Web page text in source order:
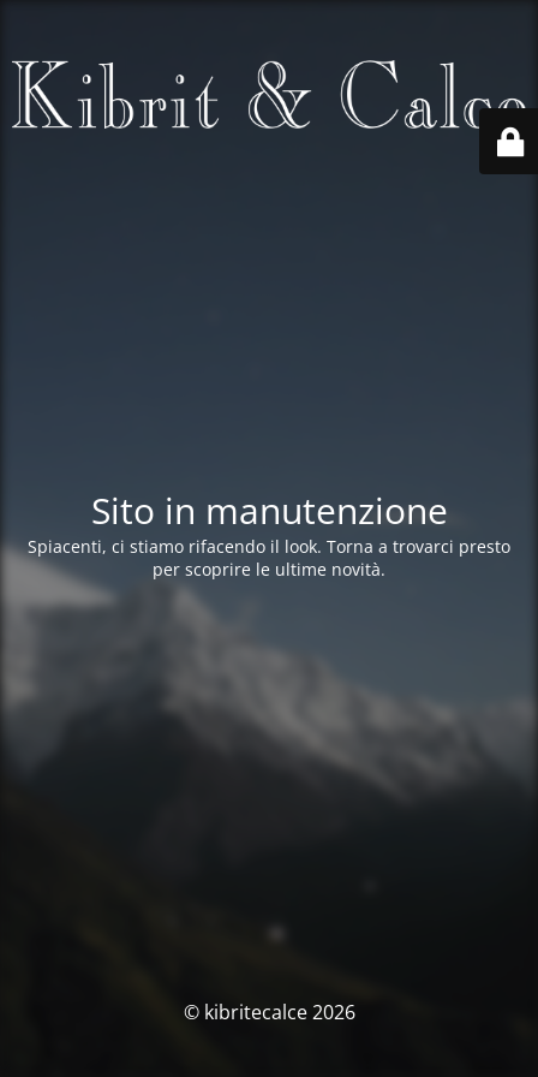
Sito in manutenzione
Spiacenti, ci stiamo rifacendo il look. Torna a trovarci presto
per scoprire le ultime novità.
© kibritecalce 2026